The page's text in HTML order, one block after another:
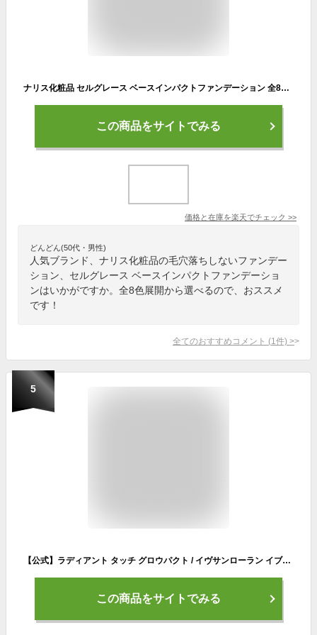
ナリス化粧品 セルグレース ベースインパクトファンデーション 全8色:130/150/500/530/550/570/730/750 化粧下地 ベースイン ファンデーション ツヤ肌 艶肌 透明感 カバー力 毛穴 崩れない くすまない 年齢肌 エイジング 保湿 乾燥 ムラにならない 人気 おすすめ
この商品をサイトでみる
価格と在庫を楽天でチェック >>
どんどん(50代・男性)
人気ブランド、ナリス化粧品の毛穴落ちしないファンデー
ション、セルグレース ベースインパクトファンデーショ
ンはいかがですか。全8色展開から選べるので、おススメ
です！
全てのおすすめコメント (1 件) >
5
【公式】ラディアント タッチ グロウパクト / イヴサンローラン イブサンローラン ysl / ファンデーション クッションファンデ / 正規品 送料無料 / ピンク 艶 ツヤ 潤い 透明感 ラッピング ギフト
この商品をサイトでみる